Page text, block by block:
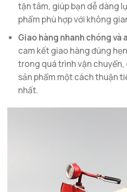
tận tâm, giúp bạn dễ dàng
phẩm phù hợp với không
Giao hàng nhanh chóng và
cam kết giao hàng đúng
trong quá trình vận chuyển,
sản phẩm một cách thuận
nhất.